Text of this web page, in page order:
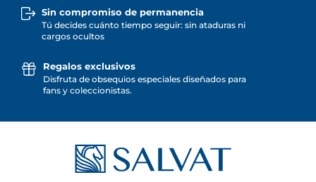
Sin compromiso de permanencia
Tú decides cuánto tiempo seguir: sin ataduras ni
cargos ocultos
Regalos exclusivos
Disfruta de obsequios especiales diseñados para
fans y coleccionistas.